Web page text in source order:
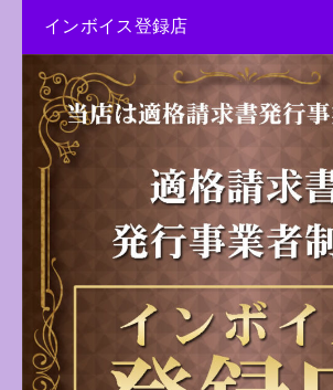
インボイス登録店